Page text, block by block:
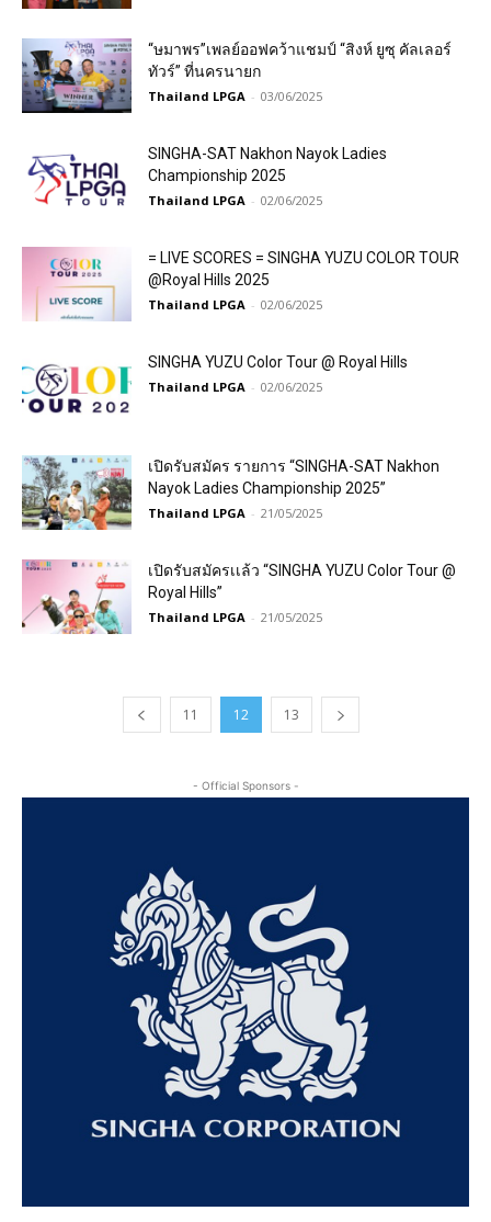
“ษมาพร”เพลย์ออฟคว้าแชมป์ “สิงห์ ยูซุ คัลเลอร์
ทัวร์” ที่นครนายก
Thailand LPGA - 03/06/2025
SINGHA-SAT Nakhon Nayok Ladies
Championship 2025
Thailand LPGA - 02/06/2025
= LIVE SCORES = SINGHA YUZU COLOR TOUR
@Royal Hills 2025
Thailand LPGA - 02/06/2025
SINGHA YUZU Color Tour @ Royal Hills
Thailand LPGA - 02/06/2025
เปิดรับสมัคร รายการ “SINGHA-SAT Nakhon
Nayok Ladies Championship 2025”
Thailand LPGA - 21/05/2025
เปิดรับสมัครเเล้ว “SINGHA YUZU Color Tour @
Royal Hills”
Thailand LPGA - 21/05/2025
11 12 13
- Official Sponsors -